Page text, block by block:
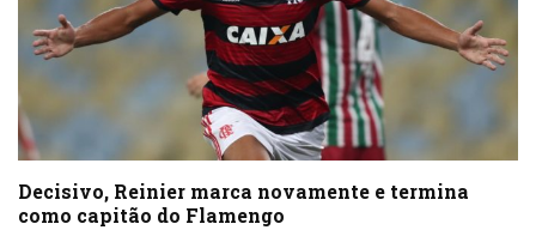
Decisivo, Reinier marca novamente e termina
como capitão do Flamengo